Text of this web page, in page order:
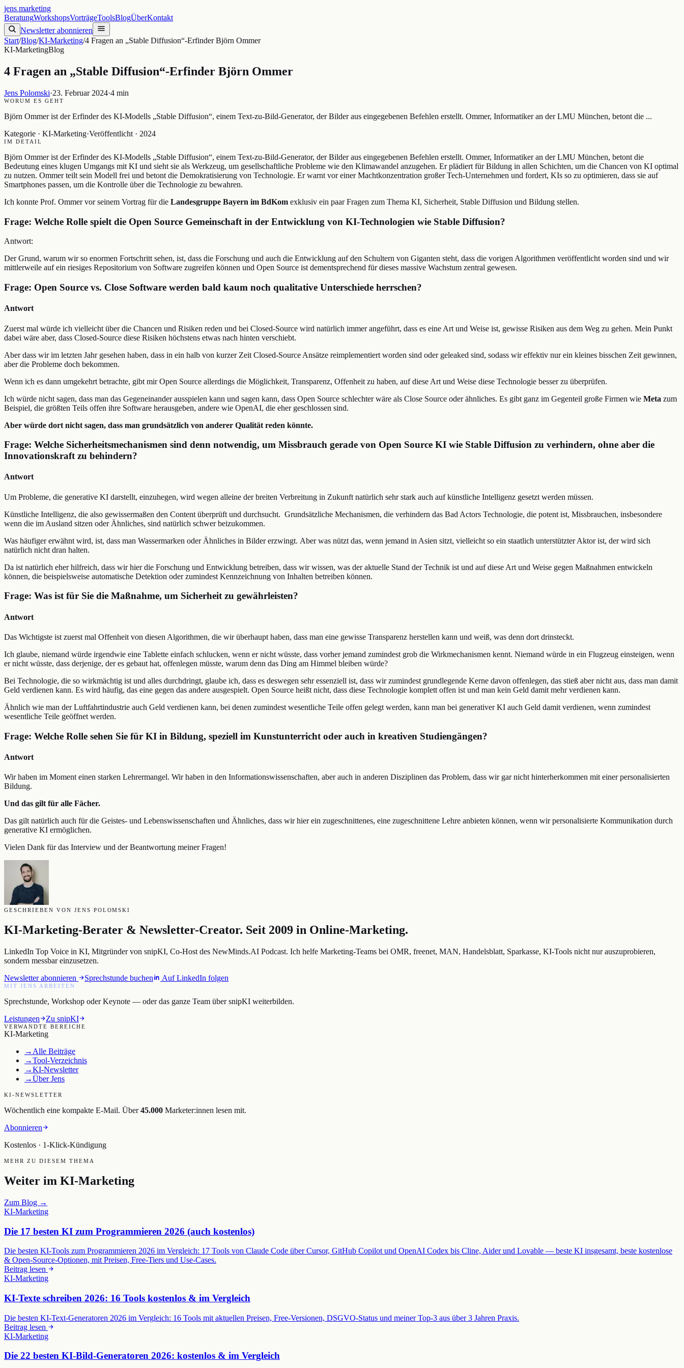
jens.marketing
BeratungWorkshopsVorträgeToolsBlogÜberKontakt
Newsletter abonnieren
Start/Blog/KI-Marketing/4 Fragen an „Stable Diffusion“-Erfinder Björn Ommer
KI-MarketingBlog
4 Fragen an „Stable Diffusion“-Erfinder Björn Ommer
Jens Polomski·23. Februar 2024·4 min
WORUM ES GEHT
Björn Ommer ist der Erfinder des KI-Modells „Stable Diffusion“, einem Text-zu-Bild-Generator, der Bilder aus eingegebenen Befehlen erstellt. Ommer, Informatiker an der LMU München, betont die ...
Kategorie · KI-Marketing·Veröffentlicht · 2024
IM DETAIL
Björn Ommer ist der Erfinder des KI-Modells „Stable Diffusion“, einem Text-zu-Bild-Generator, der Bilder aus eingegebenen Befehlen erstellt. Ommer, Informatiker an der LMU München, betont die
Bedeutung eines klugen Umgangs mit KI und sieht sie als Werkzeug, um gesellschaftliche Probleme wie den Klimawandel anzugehen. Er plädiert für Bildung in allen Schichten, um die Chancen von KI optimal
zu nutzen. Ommer teilt sein Modell frei und betont die Demokratisierung von Technologie. Er warnt vor einer Machtkonzentration großer Tech-Unternehmen und fordert, KIs so zu optimieren, dass sie auf
Smartphones passen, um die Kontrolle über die Technologie zu bewahren.
Ich konnte Prof. Ommer vor seinem Vortrag für die Landesgruppe Bayern im BdKom exklusiv ein paar Fragen zum Thema KI, Sicherheit, Stable Diffusion und Bildung stellen.
Frage: Welche Rolle spielt die Open Source Gemeinschaft in der Entwicklung von KI-Technologien wie Stable Diffusion?
Antwort:
Der Grund, warum wir so enormen Fortschritt sehen, ist, dass die Forschung und auch die Entwicklung auf den Schultern von Giganten steht, dass die vorigen Algorithmen veröffentlicht worden sind und wir
mittlerweile auf ein riesiges Repositorium von Software zugreifen können und Open Source ist dementsprechend für dieses massive Wachstum zentral gewesen.
Frage: Open Source vs. Close Software werden bald kaum noch qualitative Unterschiede herrschen?
Antwort
Zuerst mal würde ich vielleicht über die Chancen und Risiken reden und bei Closed-Source wird natürlich immer angeführt, dass es eine Art und Weise ist, gewisse Risiken aus dem Weg zu gehen. Mein Punkt
dabei wäre aber, dass Closed-Source diese Risiken höchstens etwas nach hinten verschiebt.
Aber dass wir im letzten Jahr gesehen haben, dass in ein halb von kurzer Zeit Closed-Source Ansätze reimplementiert worden sind oder geleaked sind, sodass wir effektiv nur ein kleines bisschen Zeit gewinnen,
aber die Probleme doch bekommen.
Wenn ich es dann umgekehrt betrachte, gibt mir Open Source allerdings die Möglichkeit, Transparenz, Offenheit zu haben, auf diese Art und Weise diese Technologie besser zu überprüfen.
Ich würde nicht sagen, dass man das Gegeneinander ausspielen kann und sagen kann, dass Open Source schlechter wäre als Close Source oder ähnliches. Es gibt ganz im Gegenteil große Firmen wie Meta zum
Beispiel, die größten Teils offen ihre Software herausgeben, andere wie OpenAI, die eher geschlossen sind.
Aber würde dort nicht sagen, dass man grundsätzlich von anderer Qualität reden könnte.
Frage: Welche Sicherheitsmechanismen sind denn notwendig, um Missbrauch gerade von Open Source KI wie Stable Diffusion zu verhindern, ohne aber die
Innovationskraft zu behindern?
Antwort
Um Probleme, die generative KI darstellt, einzuhegen, wird wegen alleine der breiten Verbreitung in Zukunft natürlich sehr stark auch auf künstliche Intelligenz gesetzt werden müssen.
Künstliche Intelligenz, die also gewissermaßen den Content überprüft und durchsucht. Grundsätzliche Mechanismen, die verhindern das Bad Actors Technologie, die potent ist, Missbrauchen, insbesondere
wenn die im Ausland sitzen oder Ähnliches, sind natürlich schwer beizukommen.
Was häufiger erwähnt wird, ist, dass man Wassermarken oder Ähnliches in Bilder erzwingt. Aber was nützt das, wenn jemand in Asien sitzt, vielleicht so ein staatlich unterstützter Aktor ist, der wird sich
natürlich nicht dran halten.
Da ist natürlich eher hilfreich, dass wir hier die Forschung und Entwicklung betreiben, dass wir wissen, was der aktuelle Stand der Technik ist und auf diese Art und Weise gegen Maßnahmen entwickeln
können, die beispielsweise automatische Detektion oder zumindest Kennzeichnung von Inhalten betreiben können.
Frage: Was ist für Sie die Maßnahme, um Sicherheit zu gewährleisten?
Antwort
Das Wichtigste ist zuerst mal Offenheit von diesen Algorithmen, die wir überhaupt haben, dass man eine gewisse Transparenz herstellen kann und weiß, was denn dort drinsteckt.
Ich glaube, niemand würde irgendwie eine Tablette einfach schlucken, wenn er nicht wüsste, dass vorher jemand zumindest grob die Wirkmechanismen kennt. Niemand würde in ein Flugzeug einsteigen, wenn
er nicht wüsste, dass derjenige, der es gebaut hat, offenlegen müsste, warum denn das Ding am Himmel bleiben würde?
Bei Technologie, die so wirkmächtig ist und alles durchdringt, glaube ich, dass es deswegen sehr essenziell ist, dass wir zumindest grundlegende Kerne davon offenlegen, das stieß aber nicht aus, dass man damit
Geld verdienen kann. Es wird häufig, das eine gegen das andere ausgespielt. Open Source heißt nicht, dass diese Technologie komplett offen ist und man kein Geld damit mehr verdienen kann.
Ähnlich wie man der Luftfahrtindustrie auch Geld verdienen kann, bei denen zumindest wesentliche Teile offen gelegt werden, kann man bei generativer KI auch Geld damit verdienen, wenn zumindest
wesentliche Teile geöffnet werden.
Frage: Welche Rolle sehen Sie für KI in Bildung, speziell im Kunstunterricht oder auch in kreativen Studiengängen?
Antwort
Wir haben im Moment einen starken Lehrermangel. Wir haben in den Informationswissenschaften, aber auch in anderen Disziplinen das Problem, dass wir gar nicht hinterherkommen mit einer personalisierten
Bildung.
Und das gilt für alle Fächer.
Das gilt natürlich auch für die Geistes- und Lebenswissenschaften und Ähnliches, dass wir hier ein zugeschnittenes, eine zugeschnittene Lehre anbieten können, wenn wir personalisierte Kommunikation durch
generative KI ermöglichen.
Vielen Dank für das Interview und der Beantwortung meiner Fragen!
GESCHRIEBEN VON JENS POLOMSKI
KI-Marketing-Berater & Newsletter-Creator. Seit 2009 in Online-Marketing.
LinkedIn Top Voice in KI, Mitgründer von snipKI, Co-Host des NewMinds.AI Podcast. Ich helfe Marketing-Teams bei OMR, freenet, MAN, Handelsblatt, Sparkasse, KI-Tools nicht nur auszuprobieren,
sondern messbar einzusetzen.
Newsletter abonnieren
Sprechstunde buchen Auf LinkedIn folgen
MIT JENS ARBEITEN
Sprechstunde, Workshop oder Keynote — oder das ganze Team über snipKI weiterbilden.
Leistungen
Zu snipKI
VERWANDTE BEREICHE
KI-Marketing
→ Alle Beiträge
→Tool-Verzeichnis
→KI-Newsletter
→Über Jens
KI-NEWSLETTER
Wöchentlich eine kompakte E-Mail. Über 45.000 Marketer:innen lesen mit.
Abonnieren
Kostenlos · 1-Klick-Kündigung
MEHR ZU DIESEM THEMA
Weiter im KI-Marketing
Zum Blog →
KI-Marketing
Die 17 besten KI zum Programmieren 2026 (auch kostenlos)
Die besten KI-Tools zum Programmieren 2026 im Vergleich: 17 Tools von Claude Code über Cursor, GitHub Copilot und OpenAI Codex bis Cline, Aider und Lovable — beste KI insgesamt, beste kostenlose
& Open-Source-Optionen, mit Preisen, Free-Tiers und Use-Cases.
Beitrag lesen
KI-Marketing
KI-Texte schreiben 2026: 16 Tools kostenlos & im Vergleich
Die besten KI-Text-Generatoren 2026 im Vergleich: 16 Tools mit aktuellen Preisen, Free-Versionen, DSGVO-Status und meiner Top-3 aus über 3 Jahren Praxis.
Beitrag lesen
KI-Marketing
Die 22 besten KI-Bild-Generatoren 2026: kostenlos & im Vergleich